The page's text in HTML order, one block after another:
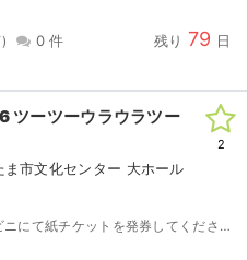
0 件 残り 79 日
ツーツーウラウラツー
市文化センター 大ホール
チケットを発券してみないと分かりませんのでご検討宜しくお願い致します。
2